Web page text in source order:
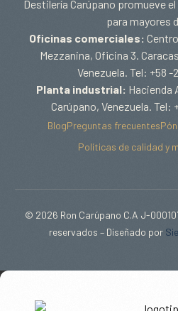
Destilería Carúpano promueve
para mayores
Oficinas comerciales:
Mezzanina, Oficina 3.
Venezuela. Tel: +58 -
Planta industrial: Hacienda
Carúpano, Venezuela. Tel:
BlogPreguntas frecuentes
Políticas de calidad y
© 2026 Ron Carúpano C.A J-
reservados – Diseñado por